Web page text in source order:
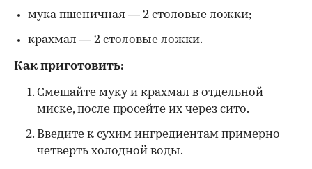
мука пшеничная — 2 столовые ложки;
крахмал — 2 столовые ложки.
Как приготовить:
Смешайте муку и крахмал в отдельной
миске, после просейте их через сито.
Введите к сухим ингредиентам примерно
четверть холодной воды.